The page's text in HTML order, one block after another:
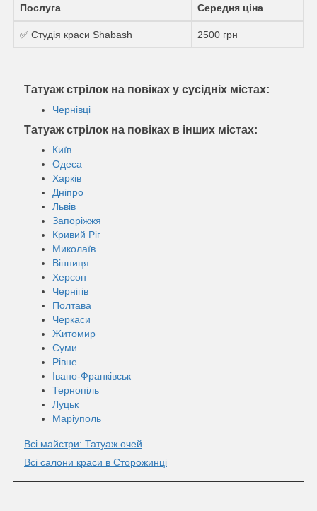
Послуга Середня ціна
✅ Студія краси Shabash 2500 грн
Татуаж стрілок на повіках у сусідніх містах:
Чернівці
Татуаж стрілок на повіках в інших містах:
Київ
Одеса
Харків
Дніпро
Львів
Запоріжжя
Кривий Ріг
Миколаїв
Вінниця
Херсон
Чернігів
Полтава
Черкаси
Житомир
Суми
Рівне
Івано-Франківськ
Тернопіль
Луцьк
Маріуполь
Всі майстри: Татуаж очей
Всі салони краси в Сторожинці